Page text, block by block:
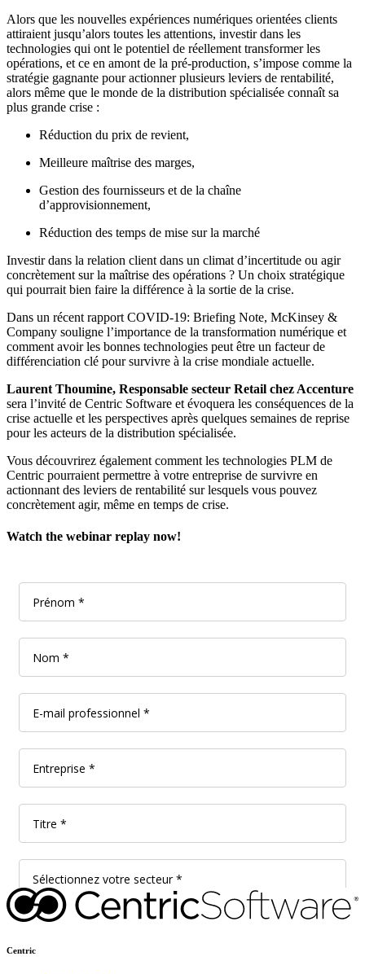
Alors que les nouvelles expériences numériques orientées clients
attiraient jusqu’alors toutes les attentions, investir dans les
technologies qui ont le potentiel de réellement transformer les
opérations, et ce en amont de la pré-production, s’impose comme la
stratégie gagnante pour actionner plusieurs leviers de rentabilité,
alors même que le monde de la distribution spécialisée connaît sa
plus grande crise :
Réduction du prix de revient,
Meilleure maîtrise des marges,
Gestion des fournisseurs et de la chaîne
d’approvisionnement,
Réduction des temps de mise sur la marché
Investir dans la relation client dans un climat d’incertitude ou agir
concrètement sur la maîtrise des opérations ? Un choix stratégique
qui pourrait bien faire la différence à la sortie de la crise.
Dans un récent rapport COVID-19: Briefing Note, McKinsey &
Company souligne l’importance de la transformation numérique et
comment avoir les bonnes technologies peut être un facteur de
différenciation clé pour survivre à la crise mondiale actuelle.
Laurent Thoumine, Responsable secteur Retail chez Accenture
sera l’invité de Centric Software et évoquera les conséquences de la
crise actuelle et les perspectives après quelques semaines de reprise
pour les acteurs de la distribution spécialisée.
Vous découvrirez également comment les technologies PLM de
Centric pourraient permettre à votre entreprise de survivre en
actionnant des leviers de rentabilité sur lesquels vous pouvez
concrètement agir, même en temps de crise.
Watch the webinar replay now!
Centric